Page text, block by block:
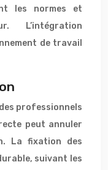
les normes et
L’intégration
de travail
professionnels
peut annuler
La fixation des
suivant les